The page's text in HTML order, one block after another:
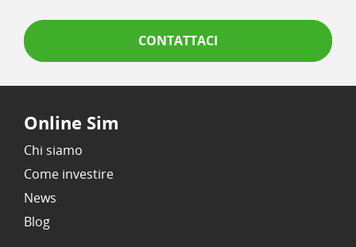
CONTATTACI
Online Sim
Chi siamo
Come investire
News
Blog